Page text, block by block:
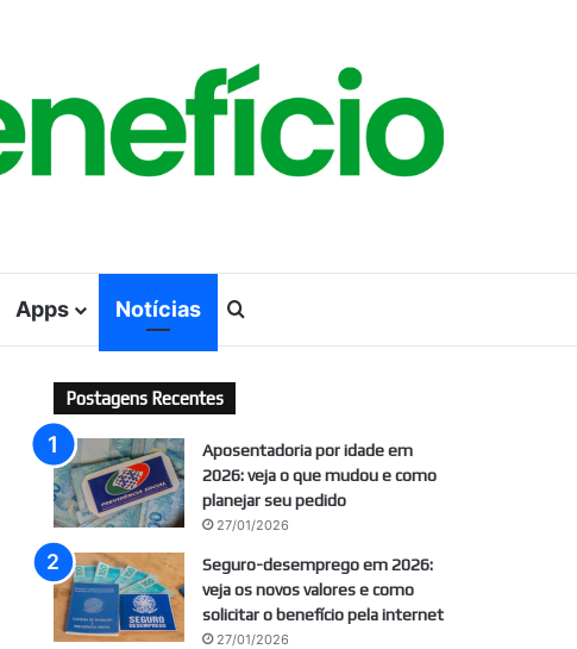
Apps Notícias
Postagens Recentes
Aposentadoria por idade em
2026: veja o que mudou e como
planejar seu pedido
27/01/2026
Seguro-desemprego em 2026:
veja os novos valores e como
solicitar o benefício pela internet
27/01/2026